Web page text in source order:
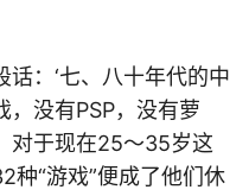
：‘七、八十年代的中
，没有PSP，没有萝
对于现在25～35岁这
种“游戏”便成了他们休